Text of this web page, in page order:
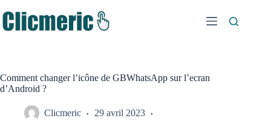
au
contenu
Comment changer l’icône de GBWhatsApp sur l’ecran
d’Android ?
Clicmeric
29 avril 2023